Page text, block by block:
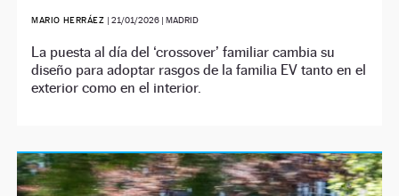
MARIO HERRÁEZ | 21/01/2026| MADRID
La puesta al día del ‘crossover’ familiar cambia su
diseño para adoptar rasgos de la familia EV tanto en el
exterior como en el interior.